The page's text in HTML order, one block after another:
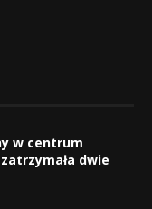
w centrum
dwie